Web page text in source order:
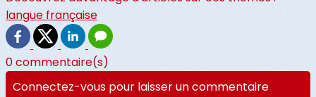
langue française
0 commentaire(s)
Connectez-vous pour laisser un commentaire